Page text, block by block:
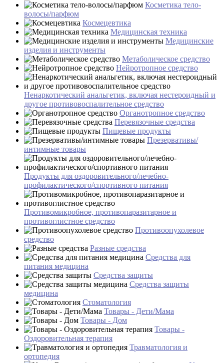
Косметика тело-
волосы/парфюм
Космецевтика
Медицинская техника
Медицинские
изделия и инструменты
Метаболическое средство
Нейротропное средство
Ненаркотический анальгетик, включая нестероидный и
другое противовоспалительное средство
Органотропное средство
Перевязочные средства
Пищевые продукты
Презервативы/
интимные товары
Продукты для оздоровительного/лечебно-
профилактического/спортивного питания
Противомикробное, противопаразитарное и
противоглистное средство
Противоопухолевое
средство
Разные средства
Средства для
питания медицина
Средства защиты
Средства защиты
медицина
Стоматология
Товары - Дети/Мама
Товары - Дом
Товары -
Оздоровительная терапия
Травматология и
ортопедия